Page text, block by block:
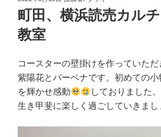
稿
日:
町田、横浜読売カル
教室
コースターの壁掛けを作っていただ
紫陽花とバーベナです。初めての小
を輝かせ感動
しておりました
生き甲斐に楽しく過ごしていきまし